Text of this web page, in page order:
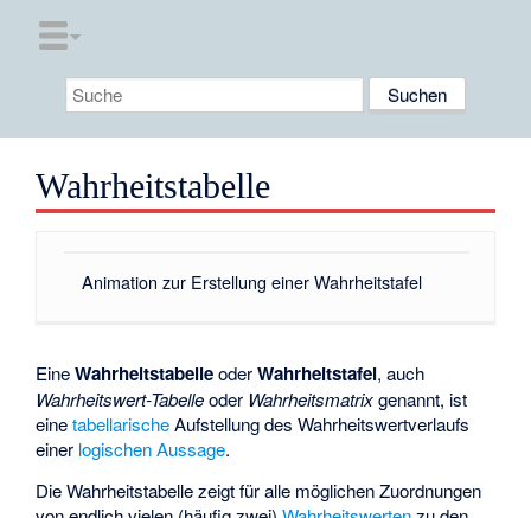
Wahrheitstabelle
Animation zur Erstellung einer Wahrheitstafel
EineWahrheitstabelleoderWahrheitstafel, auch
Wahrheitswert-Tabelleoder Wahrheitsmatrixgenannt, ist
einetabellarischeAufstellung des Wahrheitswertverlaufs
einer logischen Aussage.
Die Wahrheitstabelle zeigt für alle möglichen Zuordnungen